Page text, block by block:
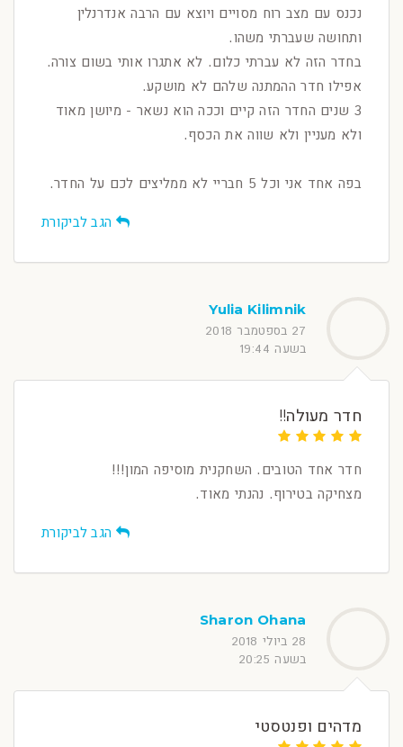
נכנס עם מצב רוח מסויים ויוצא עם הרבה אנדרנלין
ותחושה שעברתי משהו.
בחדר הזה לא עברתי כלום. לא אתגרו אותי בשום צורה.
אפילו חדר ההמתנה שלהם לא מושקע.
3 שנים החדר הזה קיים וככה הוא נשאר - מיושן מאוד
ולא מעניין ולא שווה את הכסף.
בפה אחד אני וכל 5 חבריי לא ממליצים לכם על החדר.
הגב לביקורת
Yulia Kilimnik
27 בספטמבר 2018
בשעה 19:44
חדר מעולה!!
חדר אחד הטובים. השחקנית מוסיפה המון!!!
מצחיקה בטירוף. נהנתי מאוד.
הגב לביקורת
Sharon Ohana
28 ביולי 2018
בשעה 20:25
מדהים ופנטסטי